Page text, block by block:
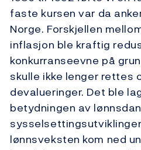
faste kursen var da
Norge. Forskjellen
inflasjon ble kraftig
konkurranseevne på
skulle ikke lenger rettes
devalueringer. Det ble
betydningen av
lønnsveksten kom ned